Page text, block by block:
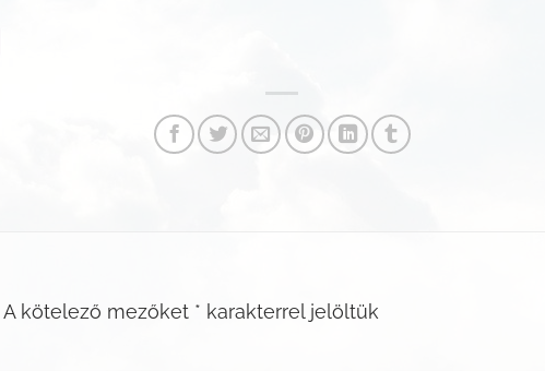
A kötelező mezőket * karakterrel jelöltük